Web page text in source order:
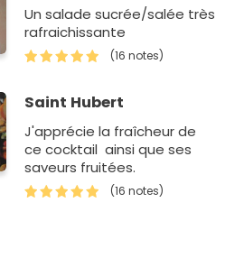
Un salade sucrée/salée très
rafraichissante
(16 notes)
Saint Hubert
J'apprécie la fraîcheur de
ce cocktail ainsi que ses
saveurs fruitées.
(16 notes)